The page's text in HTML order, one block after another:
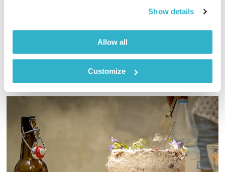
Show details
Allow all
Customize